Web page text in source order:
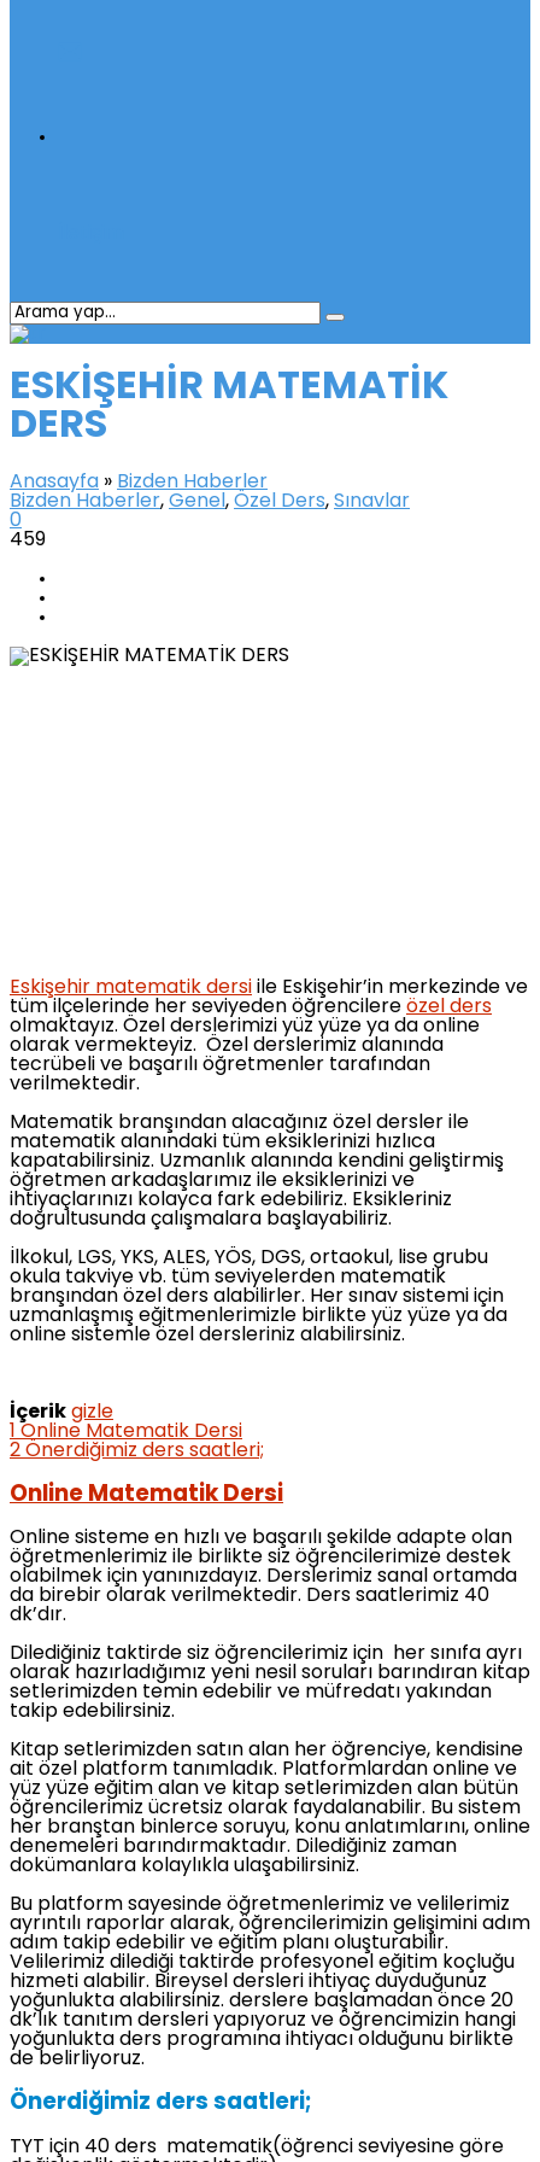
ESKİŞEHİR MATEMATİK
DERS
Anasayfa » Bizden Haberler
Bizden Haberler, Genel , Özel Ders, Sınavlar
0
459
Eskişehir matematik dersi ile Eskişehir’in merkezinde ve
tüm ilçelerinde her seviyeden öğrencilere özel ders
olmaktayız. Özel derslerimizi yüz yüze ya da online
olarak vermekteyiz. Özel derslerimiz alanında
tecrübeli ve başarılı öğretmenler tarafından
verilmektedir.
Matematik branşından alacağınız özel dersler ile
matematik alanındaki tüm eksiklerinizi hızlıca
kapatabilirsiniz. Uzmanlık alanında kendini geliştirmiş
öğretmen arkadaşlarımız ile eksiklerinizi ve
ihtiyaçlarınızı kolayca fark edebiliriz. Eksikleriniz
doğrultusunda çalışmalara başlayabiliriz.
İlkokul, LGS, YKS, ALES, YÖS, DGS, ortaokul, lise grubu
okula takviye vb. tüm seviyelerden matematik
branşından özel ders alabilirler. Her sınav sistemi için
uzmanlaşmış eğitmenlerimizle birlikte yüz yüze ya da
online sistemle özel dersleriniz alabilirsiniz.
İçerik gizle
Online Matematik Dersi
2 Önerdiğimiz ders saatleri;
Online Matematik Dersi
Online sisteme en hızlı ve başarılı şekilde adapte olan
öğretmenlerimiz ile birlikte siz öğrencilerimize destek
olabilmek için yanınızdayız. Derslerimiz sanal ortamda
da birebir olarak verilmektedir. Ders saatlerimiz 40
dk’dır.
Dilediğiniz taktirde siz öğrencilerimiz için her sınıfa ayrı
olarak hazırladığımız yeni nesil soruları barındıran kitap
setlerimizden temin edebilir ve müfredatı yakından
takip edebilirsiniz.
Kitap setlerimizden satın alan her öğrenciye, kendisine
ait özel platform tanımladık. Platformlardan online ve
yüz yüze eğitim alan ve kitap setlerimizden alan bütün
öğrencilerimiz ücretsiz olarak faydalanabilir. Bu sistem
her branştan binlerce soruyu, konu anlatımlarını, online
denemeleri barındırmaktadır. Dilediğiniz zaman
dokümanlara kolaylıkla ulaşabilirsiniz.
Bu platform sayesinde öğretmenlerimiz ve velilerimiz
ayrıntılı raporlar alarak, öğrencilerimizin gelişimini adım
adım takip edebilir ve eğitim planı oluşturabilir.
Velilerimiz dilediği taktirde profesyonel eğitim koçluğu
hizmeti alabilir. Bireysel dersleri ihtiyaç duyduğunuz
yoğunlukta alabilirsiniz. derslere başlamadan önce 20
dk’lık tanıtım dersleri yapıyoruz ve öğrencimizin hangi
yoğunlukta ders programına ihtiyacı olduğunu birlikte
de belirliyoruz.
Önerdiğimiz ders saatleri;
TYT için 40 ders matematik(öğrenci seviyesine göre